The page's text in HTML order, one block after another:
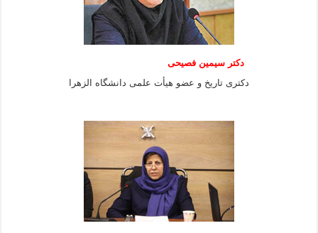
دکتر سیمین فصیحی
دکتری تاریخ و عضو هیأت علمی دانشگاه الزهرا